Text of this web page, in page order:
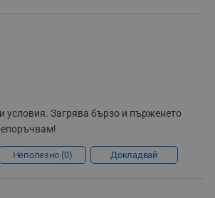
условия. Загрява бързо и пърженето
Неполезно 0 Докладвай.alleop.bg